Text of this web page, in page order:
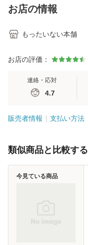
恵 藤本幸三 / 南江
堂 [単行
お店の情報
もったいない本舗
お店の評価：
連絡・応対
4.7
販売者情報 支払い方法
類似商品と比較する
今見ている商品